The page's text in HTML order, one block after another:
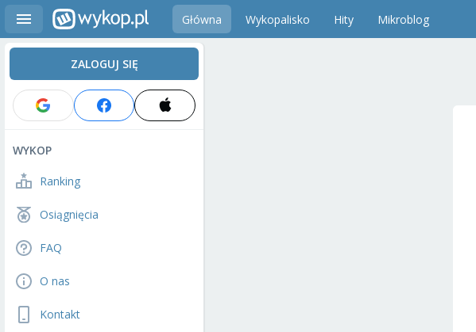
Główna Wykopalisko Hity Mikroblog
ZALOGUJ SIĘ
WYKOP
Ranking
Osiągnięcia
FAQ
O nas
Kontakt